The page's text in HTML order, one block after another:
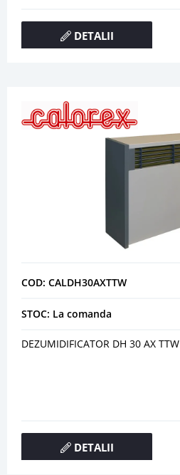
DETALII
COD: CALDH30AXTTW
STOC: La comanda
DEZUMIDIFICATOR DH 30 AX TTW
DETALII